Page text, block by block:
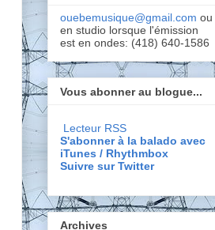
ouebemusique@gmail.com ou
en studio lorsque l'émission
est en ondes: (418) 640-1586
Vous abonner au blogue...
Lecteur RSS
S'abonner à la balado avec
iTunes / Rhythmbox
Suivre sur Twitter
Archives